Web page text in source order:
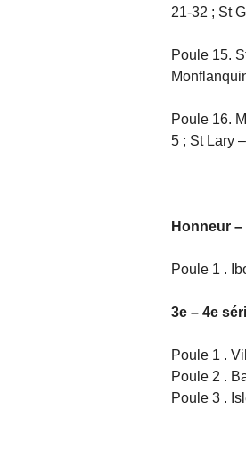
21-32 ; St
Poule 15.
Poule 16.
5 ; St Lary
Honneur
Poule 1 .
3e – 4e
Poule 1 .
Poule 2 .
Poule 3 .